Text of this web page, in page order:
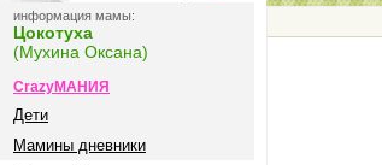
информация мамы:
Цокотуха
(Мухина Оксана)
CrazyМАНИЯ
Дети
Мамины дневники